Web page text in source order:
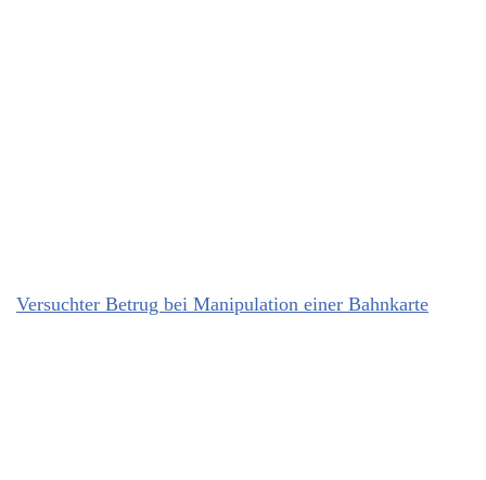
Versuchter Betrug bei Manipulation einer Bahnkarte